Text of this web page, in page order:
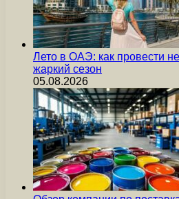
Лето в ОАЭ: как провести
жаркий сезон
05.08.2026